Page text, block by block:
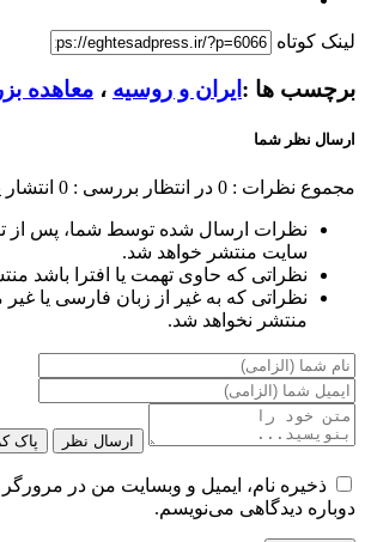
لینک کوتاه
برچسب ها : ایران و روسیه ، معاهده
ارسال نظر شما
مجموع نظرات : 0 در انتظار بررسی : 0 انتشار
نظرات ارسال شده توسط شما، پس از
سایت منتشر خواهد شد.
نظراتی که حاوی تهمت یا افترا باشد
نظراتی که به غیر از زبان فارسی یا غیر
منتشر نخواهد شد.
ارسال نظر پاک
ذخیره نام، ایمیل و وبسایت من در
دوباره دیدگاهی می‌نویسم.